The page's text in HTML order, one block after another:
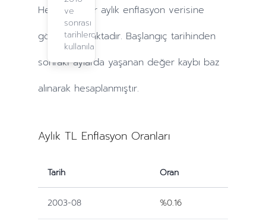
ve
sonrası
tarihlerde
kullanılabilir.
Hesaplamalar aylık enflasyon verisine
göre yapılmaktadır. Başlangıç tarihinden
sonraki aylarda yaşanan değer kaybı baz
alınarak hesaplanmıştır.
Aylık TL Enflasyon Oranları
Tarih Oran
2003-08 %0.16